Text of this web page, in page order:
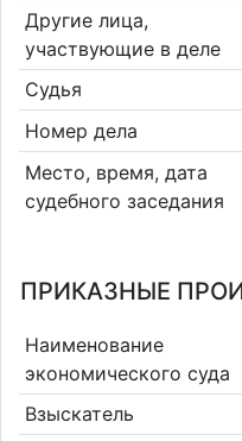
Другие лица,
участвующие в деле
Судья
Номер дела
Место, время, дата
судебного заседания
ПРИКАЗНЫЕ
Наименование
экономического суда
Взыскатель